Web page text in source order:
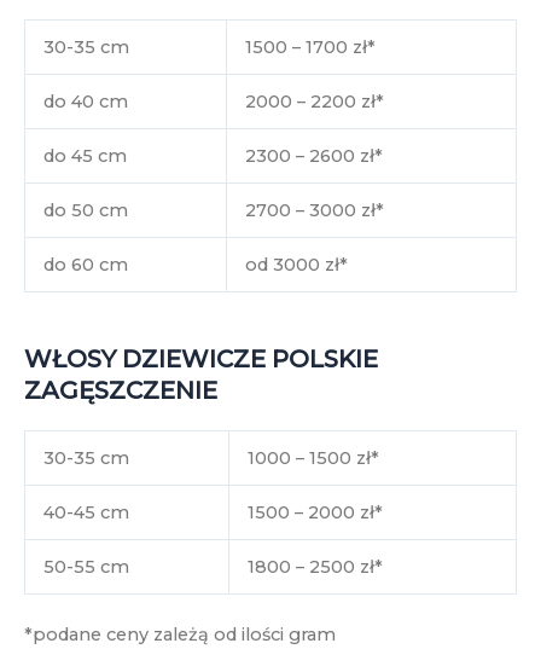
30-35 cm 1500 – 1700 zł*
do 40 cm 2000 – 2200 zł*
do 45 cm 2300 – 2600 zł*
do 50 cm 2700 – 3000 zł*
do 60 cm od 3000 zł*
WŁOSY DZIEWICZE POLSKIE
ZAGĘSZCZENIE
30-35 cm 1000 – 1500 zł*
40-45 cm 1500 – 2000 zł*
50-55 cm 1800 – 2500 zł*
*podane ceny zależą od ilości gram